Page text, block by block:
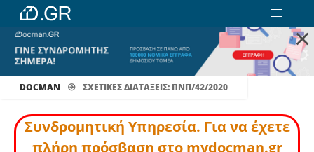
×
DOCMAN ΣΧΕΤΙΚΕΣ ΔΙΑΤΑΞΕΙΣ: ΠΝΠ/42/2020
Συνδρομητική Υπηρεσία. Για να έχετε
πλήρη πρόσβαση στο mydocman.gr